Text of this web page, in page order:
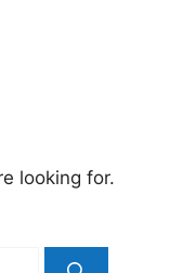
looking for.